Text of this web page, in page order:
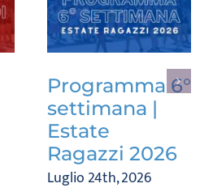
Programma 6°
settimana |
Estate
Ragazzi 2026
Luglio 24th, 2026